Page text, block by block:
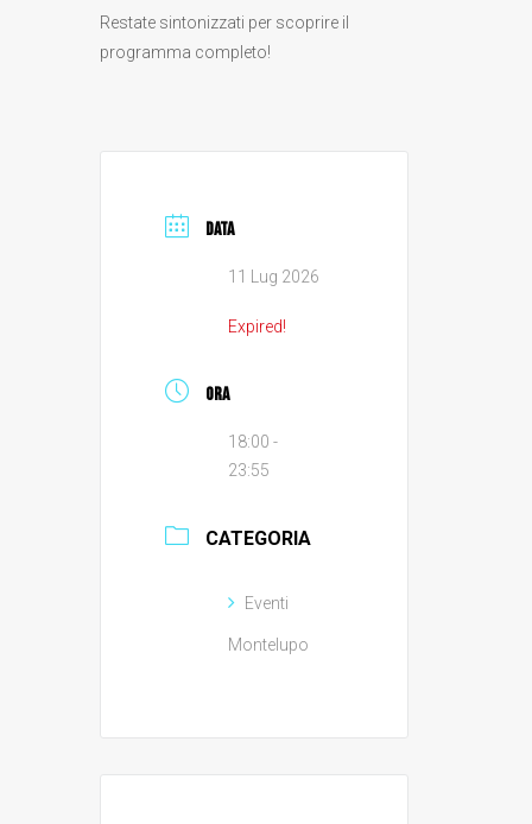
Restate sintonizzati per scoprire il
programma completo!
DATA
11 Lug 2026
Expired!
ORA
18:00 -
23:55
CATEGORIA
Eventi
Montelupo